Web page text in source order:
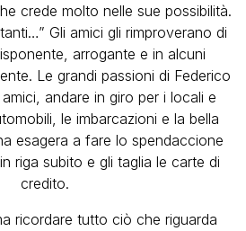
crede molto nelle sue possibilità.
Gli amici gli rimproverano di
arrogante e in alcuni
Le grandi passioni di Federico
andare in giro per i locali e
le imbarcazioni e la bella
esagera a fare lo spendaccione
riga subito e gli taglia le carte di
credito.
ricordare tutto ciò che riguarda